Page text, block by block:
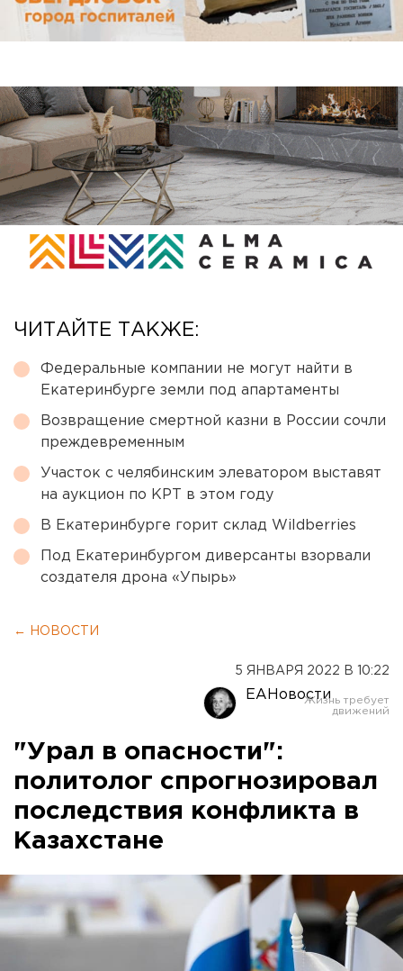
ЧИТАЙТЕ ТАКЖЕ:
Федеральные компании не могут найти в
Екатеринбурге земли под апартаменты
Возвращение смертной казни в России сочли
преждевременным
Участок с челябинским элеватором выставят
на аукцион по КРТ в этом году
В Екатеринбурге горит склад Wildberries
Под Екатеринбургом диверсанты взорвали
создателя дрона «Упырь»
← НОВОСТИ
5 ЯНВАРЯ 2022 В 10:22
ЕАНовости
"Урал в опасности":
политолог спрогнозировал
последствия конфликта в
Казахстане